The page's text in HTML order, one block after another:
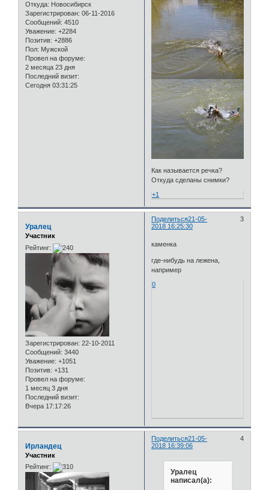
Откуда: Новосибирск
Зарегистрирован: 06-11-2016
Сообщений: 4510
Уважение: +2284
Позитив: +2886
Пол: Мужской
Провел на форуме:
2 месяца 23 дня
Последний визит:
Сегодня 03:31:25
Как называется речка?
Откуда сделаны снимки?
+1
Поделиться 3
21-05-
2018 16:25:30
Уралец
Участник
Рейтинг:
Зарегистрирован: 22-10-2011
Сообщений: 3440
Уважение: +1051
Позитив: +131
Провел на форуме:
1 месяц 3 дня
Последний визит:
Вчера 17:17:26
каменка
где-нибудь на лежена,
например
0
Поделиться 4
21-05-
2018 16:39:06
Ирландец
Участник
Рейтинг:
Уралец
написал(а):